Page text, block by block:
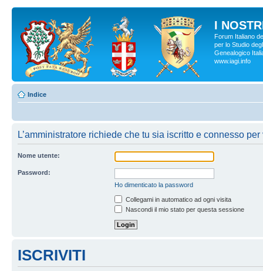
I
Forum Italiano
per lo Studio
Genealogico
www.iagi.info
Indice
L’amministratore richiede che tu sia iscritto e connesso
Nome utente:
Password:
Ho dimenticato la password
Collegami in automatico ad ogni visita
Nascondi il mio stato per questa sessione
ISCRIVITI